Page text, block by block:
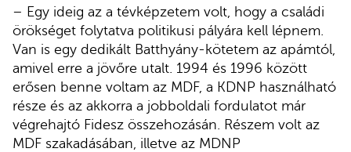
– Egy ideig az a tévképzetem volt, hogy a családi
örökséget folytatva politikusi pályára kell lépnem.
Van is egy dedikált Batthyány-kötetem az apámtól,
amivel erre a jövőre utalt. 1994 és 1996 között
erősen benne voltam az MDF, a KDNP használható
része és az akkorra a jobboldali fordulatot már
végrehajtó Fidesz összehozásán. Részem volt az
MDF szakadásában, illetve az MDNP